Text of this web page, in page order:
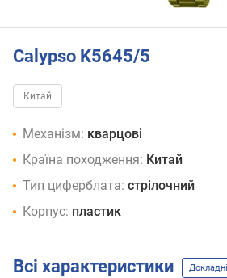
Calypso K5645/5
Китай
Механізм: кварцові
Країна походження: Китай
Тип циферблата: стрілочний
Корпус: пластик
Всі характеристики